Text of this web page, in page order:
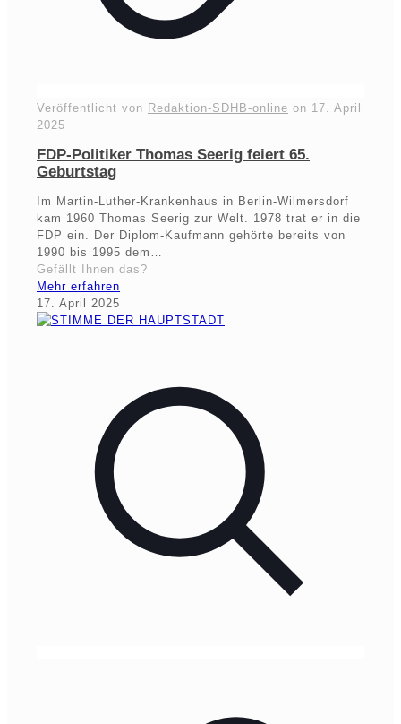
Veröffentlicht von Redaktion-SDHB-online on 17. April
2025
FDP-Politiker Thomas Seerig feiert 65.
Geburtstag
Im Martin-Luther-Krankenhaus in Berlin-Wilmersdorf
kam 1960 Thomas Seerig zur Welt. 1978 trat er in die
FDP ein. Der Diplom-Kaufmann gehörte bereits von
1990 bis 1995 dem…
Gefällt Ihnen das?
Mehr erfahren
17. April 2025